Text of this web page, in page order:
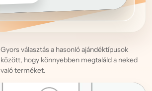
Gyors választás a hasonló ajándéktípusok
között, hogy könnyebben megtaláld a neked
való terméket.